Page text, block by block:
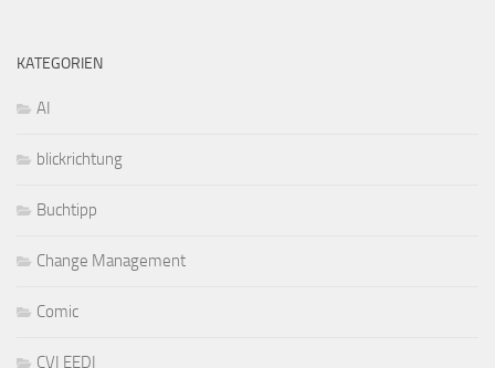
KATEGORIEN
AI
blickrichtung
Buchtipp
Change Management
Comic
CVI EEDI